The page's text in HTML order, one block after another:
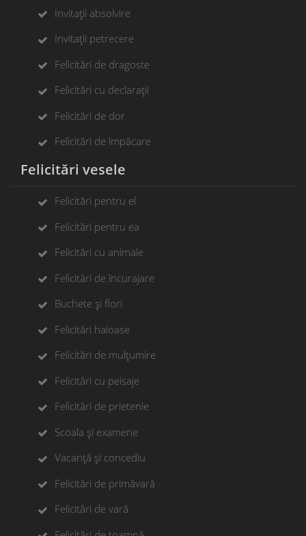
Invitații absolvire
Invitații petrecere
Felicitări de dragoste
Felicitări cu declarații
Felicitări de dor
Felicitări de împăcare
Felicitări vesele
Felicitări pentru el
Felicitări pentru ea
Felicitări cu animale
Felicitări de încurajare
Buchete și flori
Felicitări haioase
Felicitări de mulțumire
Felicitări cu peisaje
Felicitări de prietenie
Scoala și examene
Vacanță și concediu
Felicitări de primăvară
Felicitări de vară